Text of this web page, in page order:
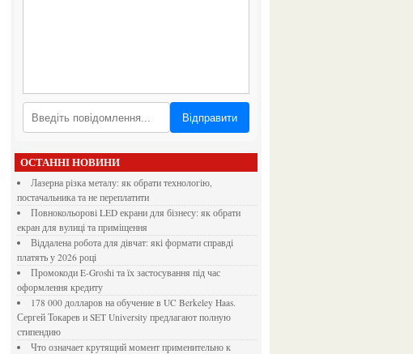
Відправити
ОСТАННІ НОВИНИ
Лазерна різка металу: як обрати технологію,
постачальника та не переплатити
Повнокольорові LED екрани для бізнесу: як обрати
екран для вулиці та приміщення
Віддалена робота для дівчат: які формати справді
платять у 2026 році
Промокоди E-Groshi та їх застосування під час
оформлення кредиту
178 000 долларов на обучение в UC Berkeley Haas.
Сергей Токарев и SET University предлагают полную
стипендию
Что означает крутящий момент применительно к